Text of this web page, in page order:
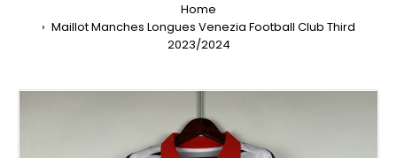
Home
Maillot Manches Longues Venezia Football Club Third
2023/2024